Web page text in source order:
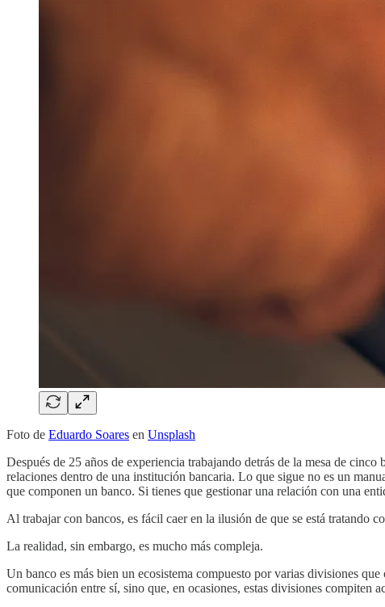
Foto de Eduardo Soares en Unsplash
Después de 25 años de experiencia trabajando detrás de la mesa de
relaciones dentro de una institución bancaria. Lo que sigue no es un
que componen un banco. Si tienes que gestionar una relación con una
Al trabajar con bancos, es fácil caer en la ilusión de que se está tratando
La realidad, sin embargo, es mucho más compleja.
Un banco es más bien un ecosistema compuesto por varias divisiones
comunicación entre sí, sino que, en ocasiones, estas divisiones compiten